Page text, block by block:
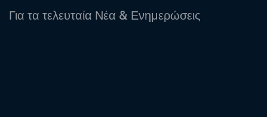
Για τα τελευταία Νέα & Ενημερώσεις